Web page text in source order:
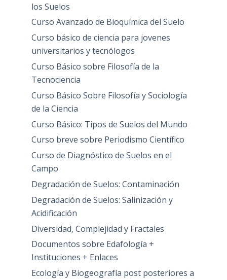
los Suelos
Curso Avanzado de Bioquímica del Suelo
Curso básico de ciencia para jovenes
universitarios y tecnólogos
Curso Básico sobre Filosofía de la
Tecnociencia
Curso Básico Sobre Filosofía y Sociología
de la Ciencia
Curso Básico: Tipos de Suelos del Mundo
Curso breve sobre Periodismo Científico
Curso de Diagnóstico de Suelos en el
Campo
Degradación de Suelos: Contaminación
Degradación de Suelos: Salinización y
Acidificación
Diversidad, Complejidad y Fractales
Documentos sobre Edafología +
Instituciones + Enlaces
Ecología y Biogeografía post posteriores a